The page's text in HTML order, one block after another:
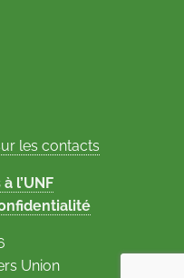
les contacts
l’UNF
Union